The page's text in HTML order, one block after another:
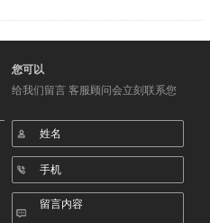
您可以
给我们留言 客服顾问会立刻联系您